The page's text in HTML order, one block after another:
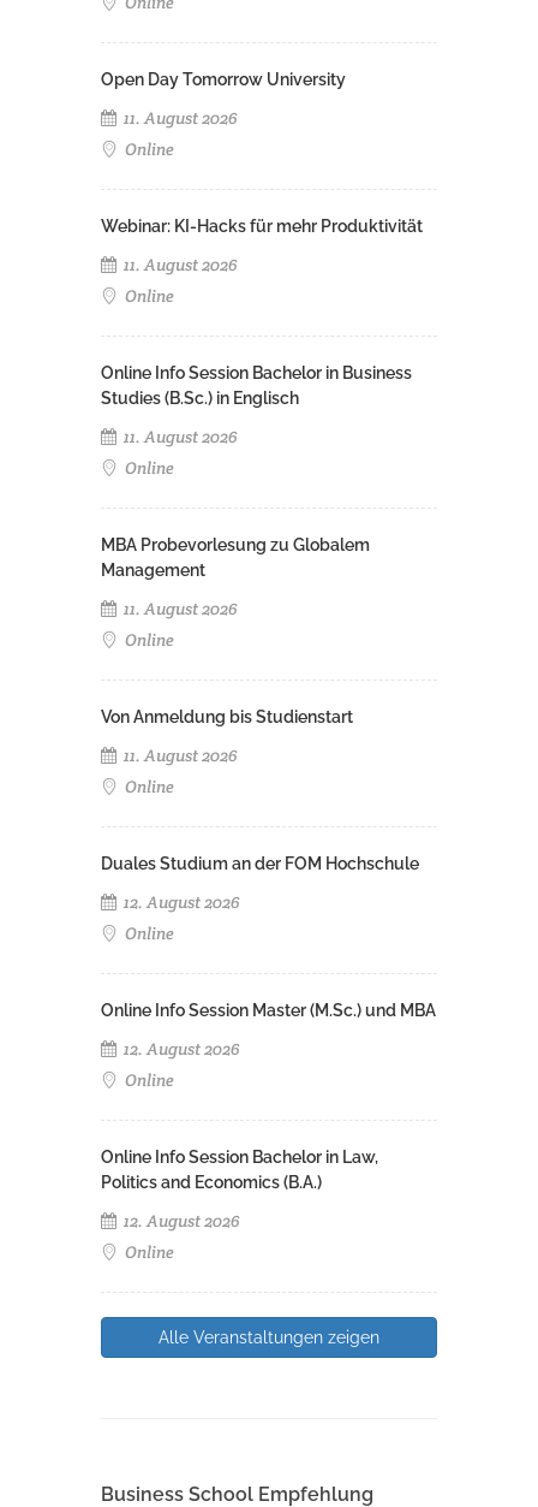
Open Day Tomorrow University
11. August 2026
Online
Webinar: KI-Hacks für mehr Produktivität
11. August 2026
Online
Online Info Session Bachelor in Business
Studies (B.Sc.) in Englisch
11. August 2026
Online
MBA Probevorlesung zu Globalem
Management
11. August 2026
Online
Von Anmeldung bis Studienstart
11. August 2026
Online
Duales Studium an der FOM Hochschule
12. August 2026
Online
Online Info Session Master (M.Sc.) und MBA
12. August 2026
Online
Online Info Session Bachelor in Law,
Politics and Economics (B.A.)
12. August 2026
Online
Alle Veranstaltungen zeigen
Business School Empfehlung